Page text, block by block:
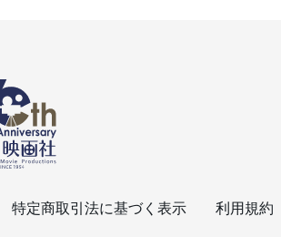
特定商取引法に基づく表示 利用規約